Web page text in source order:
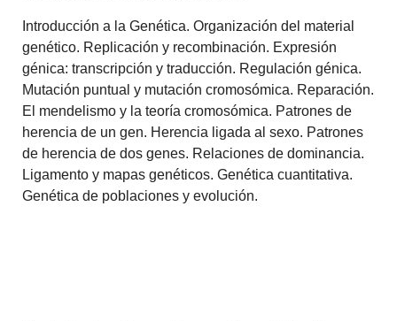
Introducción a la Genética. Organización del material
genético. Replicación y recombinación. Expresión
génica: transcripción y traducción. Regulación génica.
Mutación puntual y mutación cromosómica. Reparación.
El mendelismo y la teoría cromosómica. Patrones de
herencia de un gen. Herencia ligada al sexo. Patrones
de herencia de dos genes. Relaciones de dominancia.
Ligamento y mapas genéticos. Genética cuantitativa.
Genética de poblaciones y evolución.